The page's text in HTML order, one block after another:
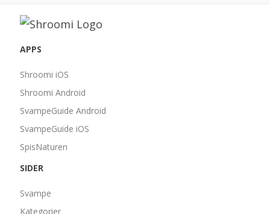
APPS
Shroomi iOS
Shroomi Android
SvampeGuide Android
SvampeGuide iOS
SpisNaturen
SIDER
Svampe
Kategorier